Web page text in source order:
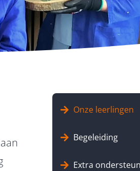
Onze leerlingen
Begeleiding
Extra